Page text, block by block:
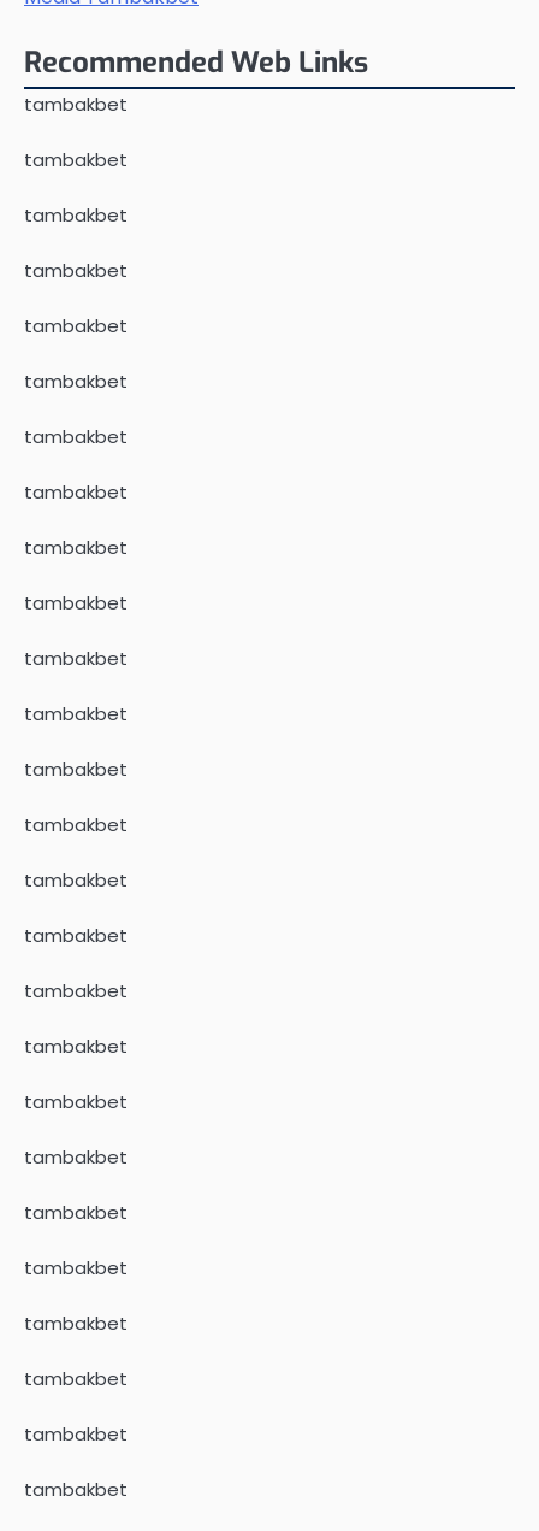
Recommended Web Links
tambakbet
tambakbet
tambakbet
tambakbet
tambakbet
tambakbet
tambakbet
tambakbet
tambakbet
tambakbet
tambakbet
tambakbet
tambakbet
tambakbet
tambakbet
tambakbet
tambakbet
tambakbet
tambakbet
tambakbet
tambakbet
tambakbet
tambakbet
tambakbet
tambakbet
tambakbet